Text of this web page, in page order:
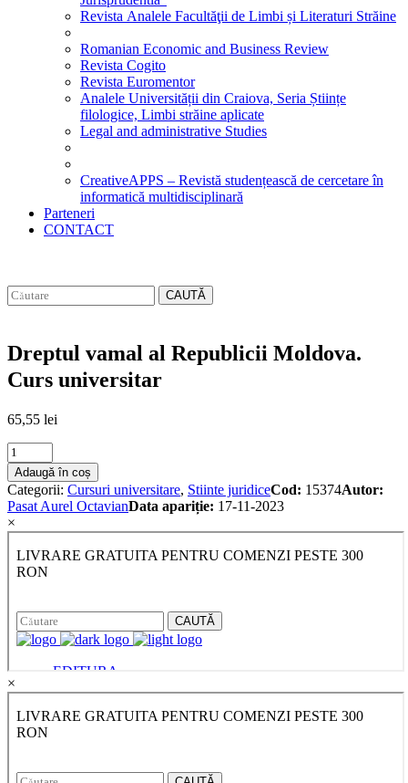
Revista Analele Facultăţii de Limbi și Literaturi Străine
Romanian Economic and Business Review
Revista Cogito
Revista Euromentor
Analele Universității din Craiova, Seria Științe
filologice, Limbi străine aplicate
Legal and administrative Studies
CreativeAPPS – Revistă studențească de cercetare în
informatică multidisciplinară
Parteneri
CONTACT
CAUTĂ
Dreptul vamal al Republicii Moldova.
Curs universitar
65,55 lei
Dreptul
vamal
al
Republicii
Moldova.
Curs
universitar
quantity
Adaugă în coș
Categorii: Cursuri universitare, Stiinte juridiceCod: 15374Autor:
Pasat Aurel OctavianData apariție: 17-11-2023
×
×